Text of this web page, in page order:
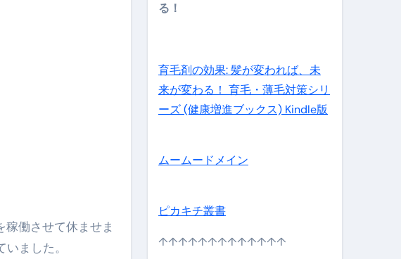
護士 #法律
働させて休ませま
ました。
る！
育毛剤の効果: 髪が変われば、未
来が変わる！ 育毛・薄毛対策シリ
ーズ (健康増進ブックス) Kindle版
ムームードメイン
ピカキチ叢書
↑↑↑↑↑↑↑↑↑↑↑↑↑